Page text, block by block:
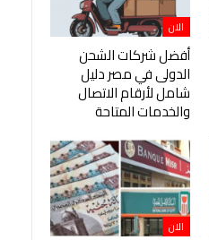
الان
أفضل شركات الشحن
الدولى في مصر دليل
شامل لأرقام الاتصال
والخدمات المتاحة
الان